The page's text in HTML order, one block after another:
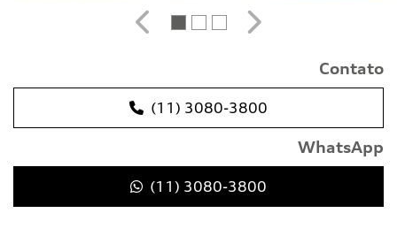
Anterior Próximo
Contato
(11) 3080-3800
WhatsApp
(11) 3080-3800